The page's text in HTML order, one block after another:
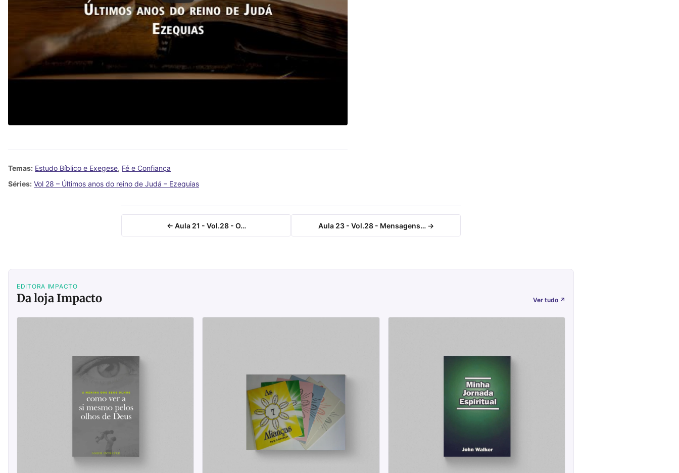
Temas: Estudo Bíblico e Exegese, Fé e Confiança
Séries: Vol 28 – Últimos anos do reino de Judá – Ezequias
← Aula 21 - Vol.28 - O… Aula 23 - Vol.28 - Mensagens… →
EDITORA IMPACTO
Da loja Impacto Ver tudo ↗